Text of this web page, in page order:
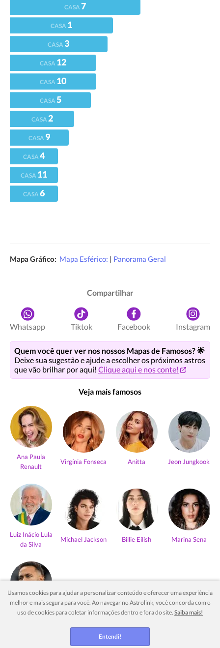
CASA7
CASA 1
CASA 3
CASA 12
CASA 10
CASA5
CASA2
CASA 9
CASA4
CASA 11
CASA6
Mapa Gráfico: Mapa Esférico: | Panorama Geral
Compartilhar
Whatsapp Tiktok Facebook Instagram
Quem você quer ver nos nossos Mapas de Famosos? 🌟
Deixe sua sugestão e ajude a escolher os próximos astros
que vão brilhar por aqui! Clique aqui e nos conte!
Veja mais famosos
Ana Paula
Renault
Virgínia Fonseca Anitta Jeon Jungkook
Luiz Inácio Lula
da Silva
Michael Jackson Billie Eilish Marina Sena
Neymar Jr
Ver mais
Usamos cookies para ajudar a personalizar conteúdo e oferecer uma experiência
melhor e mais segura para você. Ao navegar no Astrolink, você concorda com o
uso de cookies para coletar informações dentro e fora do site. Saiba mais!
Entendi!